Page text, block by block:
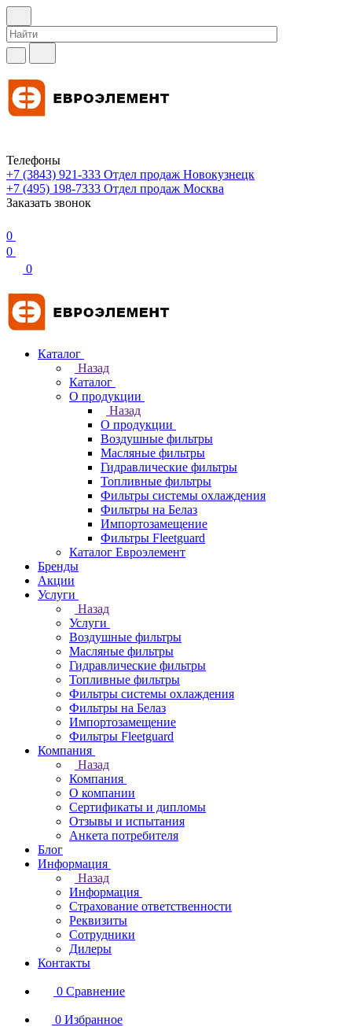
Телефоны
+7 (3843) 921-333 Отдел продаж Новокузнецк
+7 (495) 198-7333 Отдел продаж Москва
Заказать звонок
0
0
0
Каталог
Назад
Каталог
О продукции
Назад
О продукции
Воздушные фильтры
Масляные фильтры
Гидравлические фильтры
Топливные фильтры
Фильтры системы охлаждения
Фильтры на Белаз
Импортозамещение
Фильтры Fleetguard
Каталог Евроэлемент
Бренды
Акции
Услуги
Назад
Услуги
Воздушные фильтры
Масляные фильтры
Гидравлические фильтры
Топливные фильтры
Фильтры системы охлаждения
Фильтры на Белаз
Импортозамещение
Фильтры Fleetguard
Компания
Назад
Компания
О компании
Сертификаты и дипломы
Отзывы и испытания
Анкета потребителя
Блог
Информация
Назад
Информация
Страхование ответственности
Реквизиты
Сотрудники
Дилеры
Контакты
0 Сравнение
0 Избранное